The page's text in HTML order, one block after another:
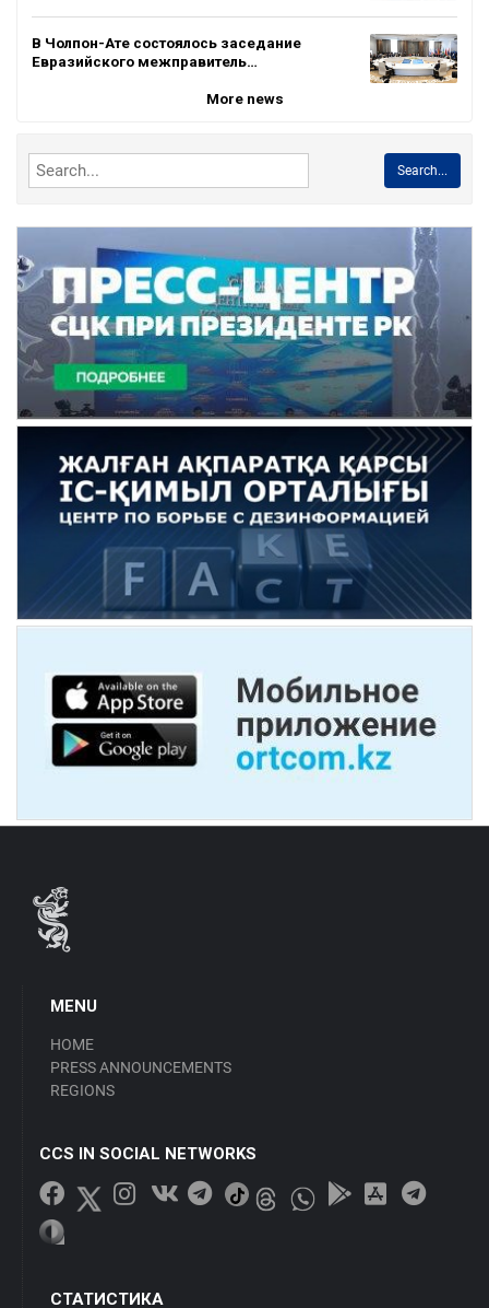
В Чолпон-Ате состоялось заседание
Евразийского межправитель…
More news
Search...
MENU
HOME
PRESS ANNOUNCEMENTS
REGIONS
CCS IN SOCIAL NETWORKS
СТАТИСТИКА